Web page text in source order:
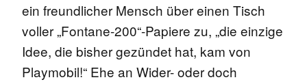
ein freundlicher Mensch über einen Tisch
voller „Fontane-200“-Papiere zu, „die einzige
Idee, die bisher gezündet hat, kam von
Playmobil!“ Ehe an Wider- oder doch